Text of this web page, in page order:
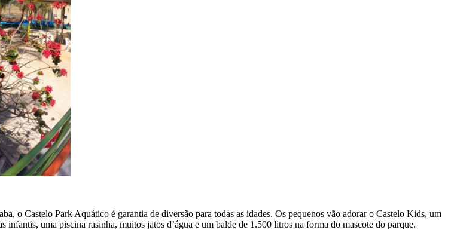
o Castelo Park Aquático é garantia de diversão para todas as idades. Os pequenos vão adorar o Castelo Kids, um
uma piscina rasinha, muitos jatos d’água e um balde de 1.500 litros na forma do mascote do parque.